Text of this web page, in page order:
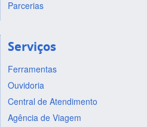
Parcerias
Serviços
Ferramentas
Ouvidoria
Central de Atendimento
Agência de Viagem